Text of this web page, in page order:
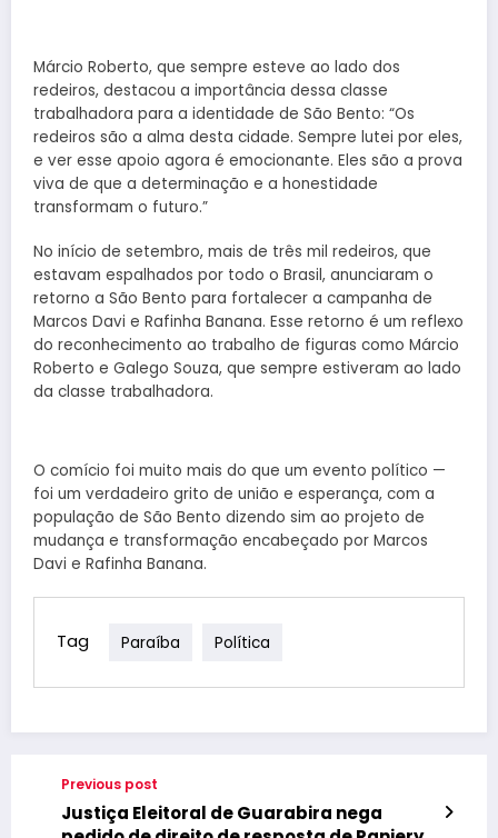
Márcio Roberto, que sempre esteve ao lado dos
redeiros, destacou a importância dessa classe
trabalhadora para a identidade de São Bento: “Os
redeiros são a alma desta cidade. Sempre lutei por eles,
e ver esse apoio agora é emocionante. Eles são a prova
viva de que a determinação e a honestidade
transformam o futuro.”
No início de setembro, mais de três mil redeiros, que
estavam espalhados por todo o Brasil, anunciaram o
retorno a São Bento para fortalecer a campanha de
Marcos Davi e Rafinha Banana. Esse retorno é um reflexo
do reconhecimento ao trabalho de figuras como Márcio
Roberto e Galego Souza, que sempre estiveram ao lado
da classe trabalhadora.
O comício foi muito mais do que um evento político —
foi um verdadeiro grito de união e esperança, com a
população de São Bento dizendo sim ao projeto de
mudança e transformação encabeçado por Marcos
Davi e Rafinha Banana.
Tag Paraíba Política
Previous post
Justiça Eleitoral de Guarabira nega